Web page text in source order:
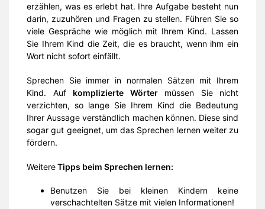
erzählen, was es erlebt hat. Ihre Aufgabe besteht nun
darin, zuzuhören und Fragen zu stellen. Führen Sie so
viele Gespräche wie möglich mit Ihrem Kind. Lassen
Sie Ihrem Kind die Zeit, die es braucht, wenn ihm ein
Wort nicht sofort einfällt.
Sprechen Sie immer in normalen Sätzen mit Ihrem
Kind. Auf komplizierte Wörtermüssen Sie nicht
verzichten, so lange Sie Ihrem Kind die Bedeutung
Ihrer Aussage verständlich machen können. Diese sind
sogar gut geeignet, um das Sprechen lernen weiter zu
fördern.
WeitereTipps beim Sprechen lernen:
Benutzen Sie bei kleinen Kindern keine
verschachtelten Sätze mit vielen Informationen!